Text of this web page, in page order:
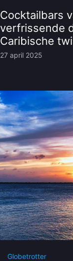
Cocktailbars
verfrissende
Caribische
27 april 2025
Globetrotter